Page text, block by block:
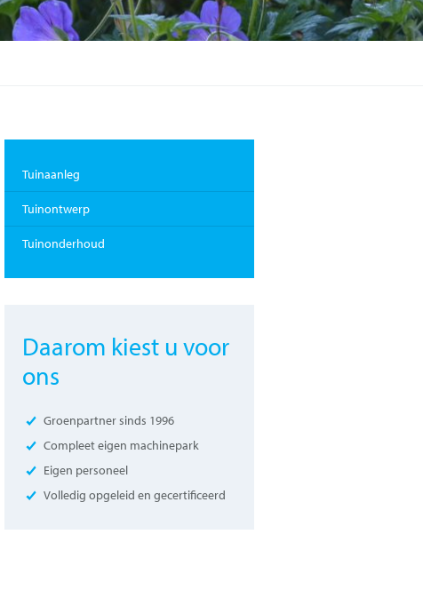
Tuinaanleg
Tuinontwerp
Tuinonderhoud
Daarom kiest u voor
ons
Groenpartner sinds 1996
Compleet eigen machinepark
Eigen personeel
Volledig opgeleid en gecertificeerd